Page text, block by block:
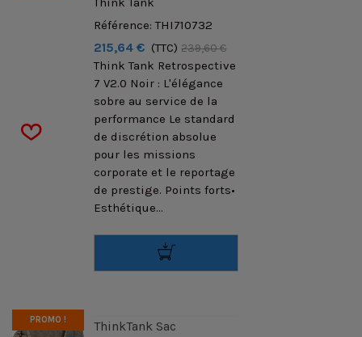
Référence: THI710732
215,64 € (TTC) 239,60 €
Think Tank Retrospective
7 V2.0 Noir : L'élégance
sobre au service de la
performance Le standard
de discrétion absolue
pour les missions
corporate et le reportage
de prestige. Points forts•
Esthétique...
PROMO !
ThinkTank Sac